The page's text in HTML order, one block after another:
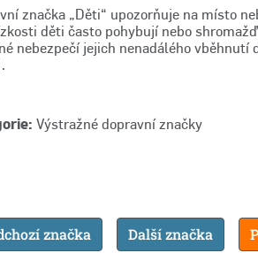
značka „Děti“ upozorňuje na místo
děti často pohybují nebo
nebezpečí jejich nenadálého
Výstražné dopravní značky
značka Další značka